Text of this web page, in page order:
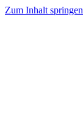
Zum Inhalt springen